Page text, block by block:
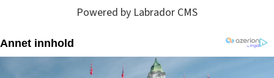
Powered by Labrador CMS